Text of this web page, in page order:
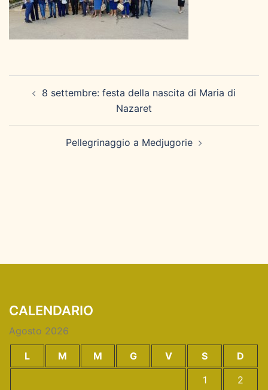
articolo8 settembre: festa della nascita di Maria di
Nazaret
Pellegrinaggio a Medjugorie
CALENDARIO
Agosto 2026
L M M G V S
D
1
2